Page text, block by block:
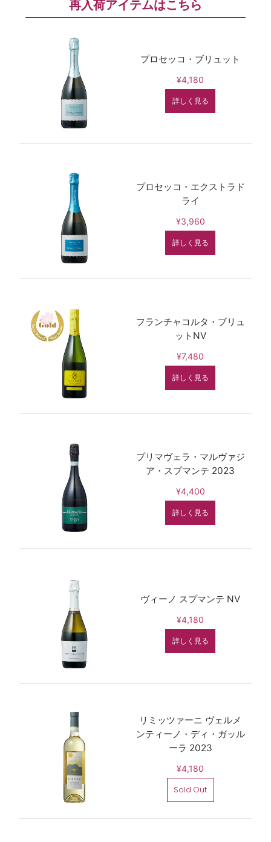
再入荷アイテムはこちら
プロセッコ・ブリュット
¥4,180
詳しく見る
プロセッコ・エクストラド
ライ
¥3,960
詳しく見る
フランチャコルタ・ブリュ
ットNV
¥7,480
詳しく見る
プリマヴェラ・マルヴァジ
ア・スプマンテ 2023
¥4,400
詳しく見る
ヴィーノ スプマンテ NV
¥4,180
詳しく見る
リミッツァーニ ヴェルメ
ンティーノ・ディ・ガッル
ーラ 2023
¥4,180
Sold Out